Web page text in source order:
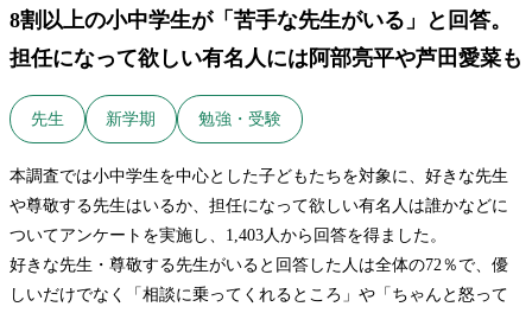
8割以上の小中学生が「苦手な先生がいる」と回答。
担任になって欲しい有名人には阿部亮平や芦田愛菜も
先生 新学期 勉強・受験
本調査では小中学生を中心とした子どもたちを対象に、好きな先生
や尊敬する先生はいるか、担任になって欲しい有名人は誰かなどに
ついてアンケートを実施し、1,403人から回答を得ました。
好きな先生・尊敬する先生がいると回答した人は全体の72％で、優
しいだけでなく「相談に乗ってくれるところ」や「ちゃんと怒って